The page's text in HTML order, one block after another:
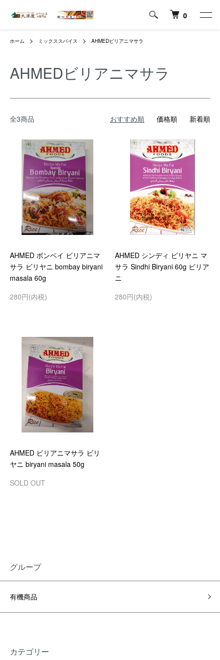
0
ホーム ミックススパイス AHMEDビリアニマサラ
AHMEDビリアニマサラ
全3商品 おすすめ順 価格順 新着順
AHMED ボンベイ ビリアニマ
サラ ビリヤニ bombay biryani
masala 60g
280円(内税)
AHMED シンディ ビリヤニ マ
サラ Sindhi Biryani 60g ビリア
ニ
280円(内税)
AHMED ビリアニマサラ ビリ
ヤニ biryani masala 50g
SOLD OUT
グループ
有機商品
カテゴリー